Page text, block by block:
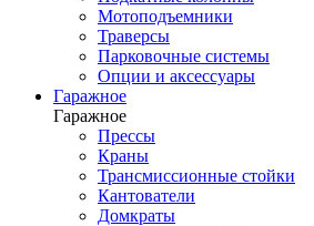
Мотоподъемники
Траверсы
Парковочные системы
Опции и аксессуары
Гаражное
Гаражное
Прессы
Краны
Трансмиссионные стойки
Кантователи
Домкраты